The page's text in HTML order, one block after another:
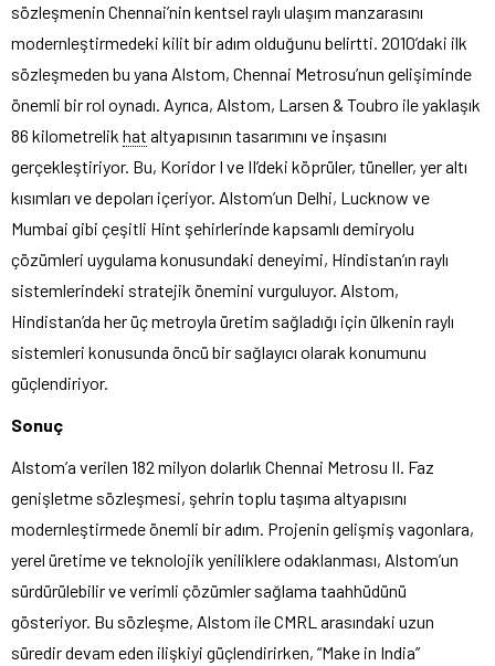
sözleşmenin Chennai’nin kentsel raylı ulaşım manzarasını
modernleştirmedeki kilit bir adım olduğunu belirtti. 2010’daki ilk
sözleşmeden bu yana Alstom, Chennai Metrosu’nun gelişiminde
önemli bir rol oynadı. Ayrıca, Alstom, Larsen & Toubro ile yaklaşık
86 kilometrelik hat altyapısının tasarımını ve inşasını
gerçekleştiriyor. Bu, Koridor I ve II’deki köprüler, tüneller, yer altı
kısımları ve depoları içeriyor. Alstom’un Delhi, Lucknow ve
Mumbai gibi çeşitli Hint şehirlerinde kapsamlı demiryolu
çözümleri uygulama konusundaki deneyimi, Hindistan’ın raylı
sistemlerindeki stratejik önemini vurguluyor. Alstom,
Hindistan’da her üç metroyla üretim sağladığı için ülkenin raylı
sistemleri konusunda öncü bir sağlayıcı olarak konumunu
güçlendiriyor.
Sonuç
Alstom’a verilen 182 milyon dolarlık Chennai Metrosu II. Faz
genişletme sözleşmesi, şehrin toplu taşıma altyapısını
modernleştirmede önemli bir adım. Projenin gelişmiş vagonlara,
yerel üretime ve teknolojik yeniliklere odaklanması, Alstom’un
sürdürülebilir ve verimli çözümler sağlama taahhüdünü
gösteriyor. Bu sözleşme, Alstom ile CMRL arasındaki uzun
süredir devam eden ilişkiyi güçlendirirken, “Make in India”